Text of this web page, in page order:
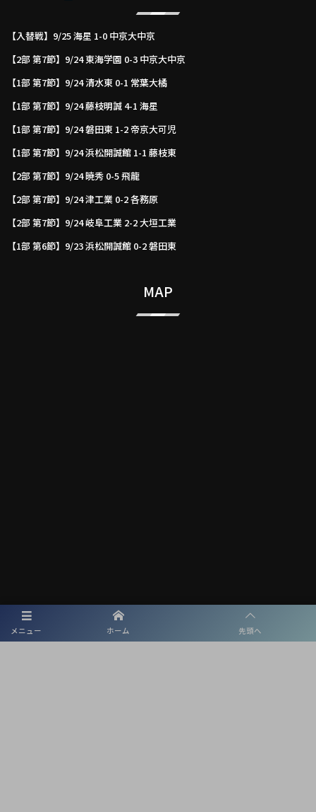
メニュー ホーム 先頭へ
【入替戦】9/25 海星 1-0 中京大中京
【2部 第7節】9/24 東海学園 0-3 中京大中京
【1部 第7節】9/24 清水東 0-1 常葉大橘
【1部 第7節】9/24 藤枝明誠 4-1 海星
【1部 第7節】9/24 磐田東 1-2 帝京大可児
【1部 第7節】9/24 浜松開誠館 1-1 藤枝東
【2部 第7節】9/24 暁秀 0-5 飛龍
【2部 第7節】9/24 津工業 0-2 各務原
【2部 第7節】9/24 岐阜工業 2-2 大垣工業
【1部 第6節】9/23 浜松開誠館 0-2 磐田東
MAP
メディアパートナー